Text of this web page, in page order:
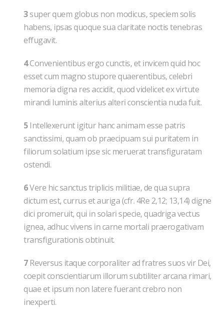
3super quem globus non modicus, speciem solis
habens, ipsas quoque sua claritate noctis tenebras
effugavit.
4Convenientibus ergo cunctis, et invicem quid hoc
esset cum magno stupore quaerentibus, celebri
memoria digna res accidit, quod videlicet ex virtute
mirandi luminis alterius alteri conscientia nuda fuit.
5Intellexerunt igitur hanc animam esse patris
sanctissimi, quam ob praecipuam sui puritatem in
filiorum solatium ipse sic meruerat transfiguratam
ostendi.
6Vere hic sanctus triplicis militiae, de qua supra
dictum est, currus et auriga (cfr. 4Re 2,12; 13,14) digne
dici promeruit, qui in solari specie, quadriga vectus
ignea, adhuc vivens in carne mortali praerogativam
transfigurationis obtinuit.
7Reversus itaque corporaliter ad fratres suos vir Dei,
coepit conscientiarum illorum subtiliter arcana rimari,
quae et ipsum non latere fuerant crebro non
inexperti.